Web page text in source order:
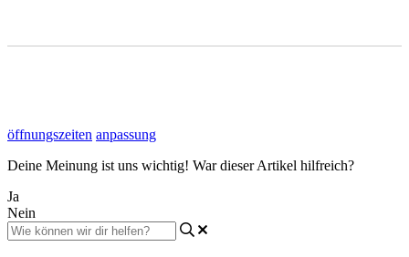
öffnungszeiten anpassung
Deine Meinung ist uns wichtig! War dieser Artikel hilfreich?
Ja
Nein